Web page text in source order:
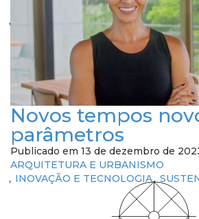
ARQUITETURA E URBANISMO
INOVAÇÃO E TECNOLOGIA
Novos tempos
parâmetros
Publicado em 13 de dezembro de
ARQUITETURA E URBANISMO
INOVAÇÃO E TECNOLOGIA